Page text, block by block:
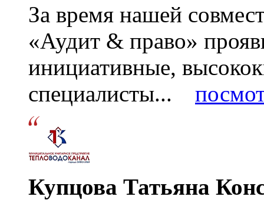
За время нашей
«Аудит & право»
инициативные,
специалисты...
Купцова Татьяна